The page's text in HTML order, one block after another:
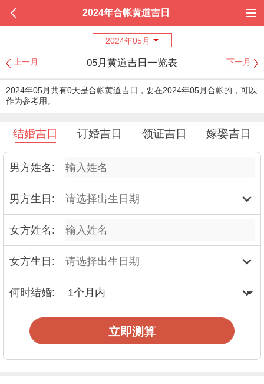
2024年合帐黄道吉日
2024年05月
上一月 05月黄道吉日一览表 下一月
2024年05月共有0天是合帐黄道吉日，要在2024年05月合帐的，可以
作为参考用。
结婚吉日 订婚吉日 领证吉日 嫁娶吉日
男方姓名:
男方生日:
女方姓名:
女方生日:
何时结婚:
立即测算